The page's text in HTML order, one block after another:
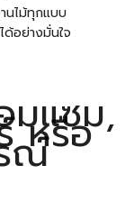
นไม้ทุกแบบ
ด้อย่างมั่นใจ
มแซม,
หรือ
ณ์